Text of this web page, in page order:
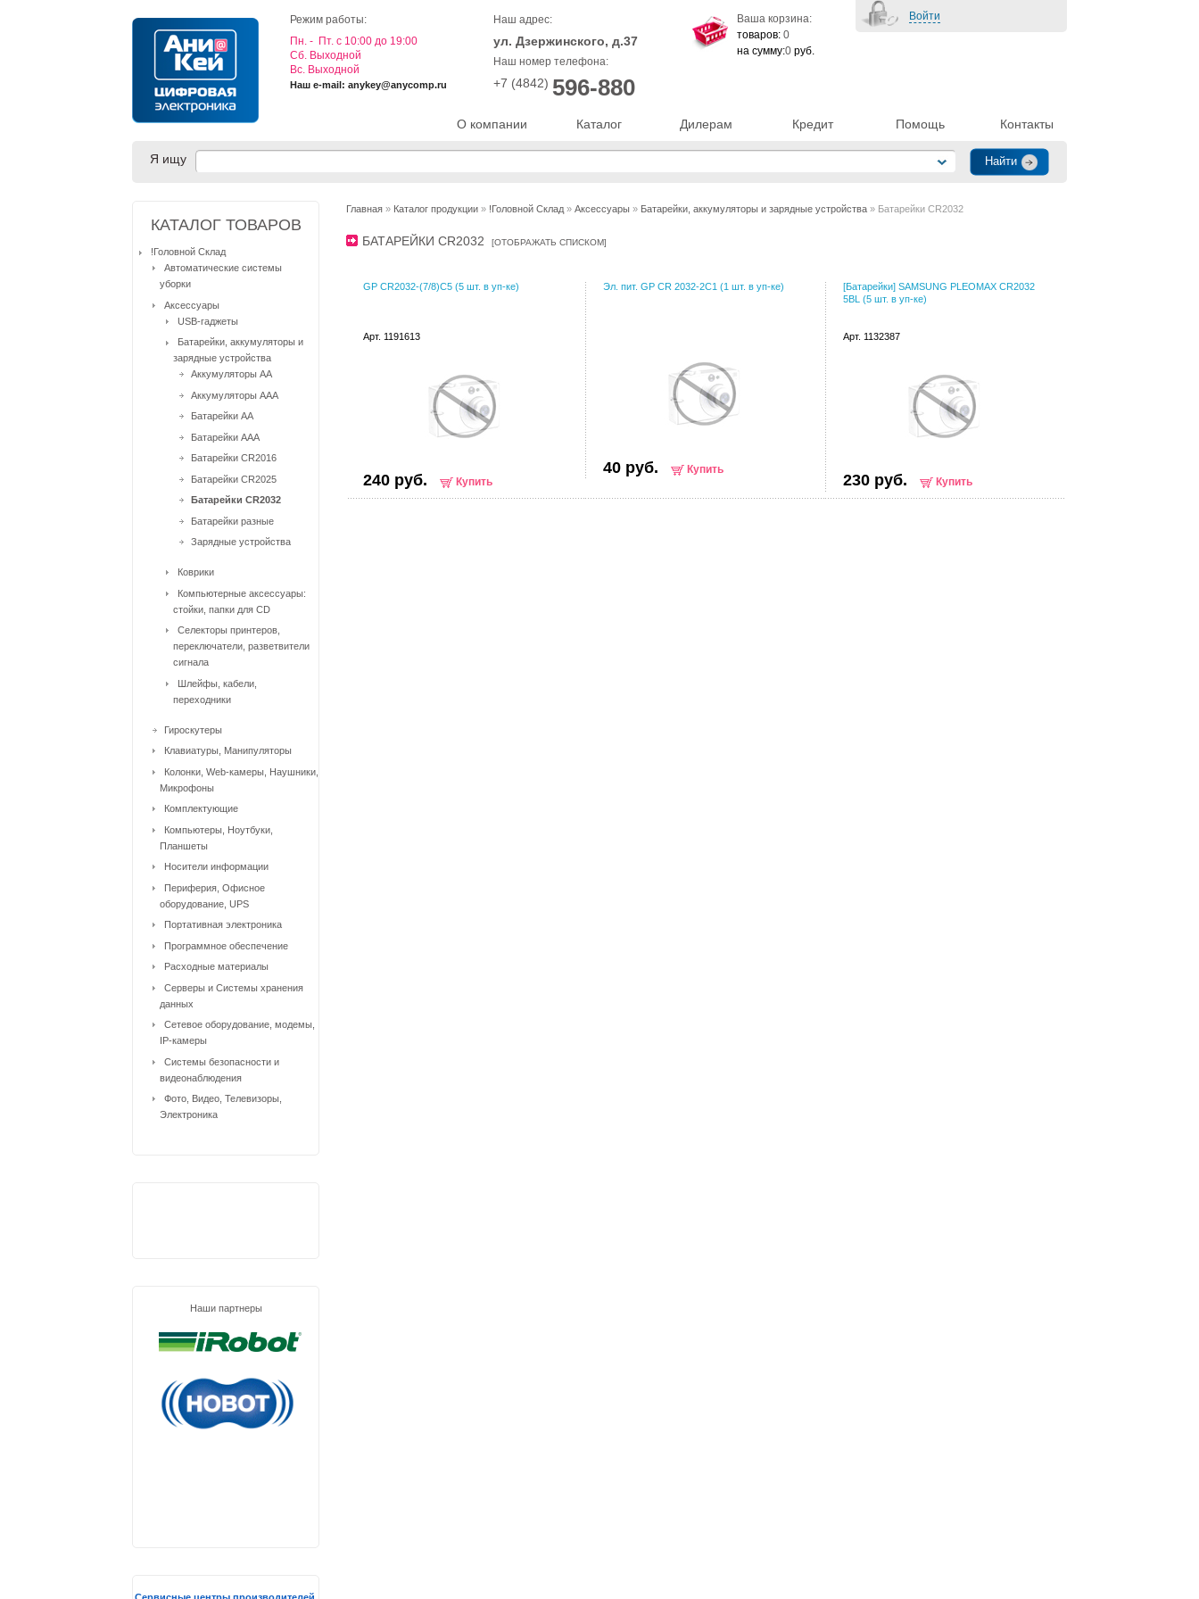
О компании Каталог Дилерам Кредит Помощь Контакты
Режим работы:
Пн. - Пт. с 10:00 до 19:00
Cб. Выходной
Вс. Выходной
Наш e-mail: anykey@anycomp.ru
Наш адрес:
ул. Дзержинского, д.37
Наш номер телефона:
+7 (4842) 596-880
Войти
Ваша корзина:
товаров: 0
на сумму:0 руб.
Я ищу
Главная » Каталог продукции » !Головной Склад » Аксессуары » Батарейки, аккумуляторы и зарядные устройства » Батарейки CR2032
БАТАРЕЙКИ CR2032 [ОТОБРАЖАТЬ СПИСКОМ]
GP CR2032-(7/8)C5 (5 шт. в уп-ке)
Арт. 1191613
240 руб. Купить
Эл. пит. GP CR 2032-2C1 (1 шт. в уп-ке)
40 руб. Купить
[Батарейки] SAMSUNG PLEOMAX CR2032
5BL (5 шт. в уп-ке)
Арт. 1132387
230 руб. Купить
КАТАЛОГ ТОВАРОВ
!Головной Склад
Автоматические системы
уборки
Аксессуары
USB-гаджеты
Батарейки, аккумуляторы и
зарядные устройства
Аккумуляторы AA
Аккумуляторы AAA
Батарейки AA
Батарейки AAA
Батарейки CR2016
Батарейки CR2025
Батарейки CR2032
Батарейки разные
Зарядные устройства
Коврики
Компьютерные аксессуары:
стойки, папки для CD
Селекторы принтеров,
переключатели, разветвители
сигнала
Шлейфы, кабели,
переходники
Гироскутеры
Клавиатуры, Манипуляторы
Колонки, Web-камеры, Наушники,
Микрофоны
Комплектующие
Компьютеры, Ноутбуки,
Планшеты
Носители информации
Периферия, Офисное
оборудование, UPS
Портативная электроника
Программное обеспечение
Расходные материалы
Серверы и Системы хранения
данных
Сетевое оборудование, модемы,
IP-камеры
Системы безопасности и
видеонаблюдения
Фото, Видео, Телевизоры,
Электроника
Наши партнеры